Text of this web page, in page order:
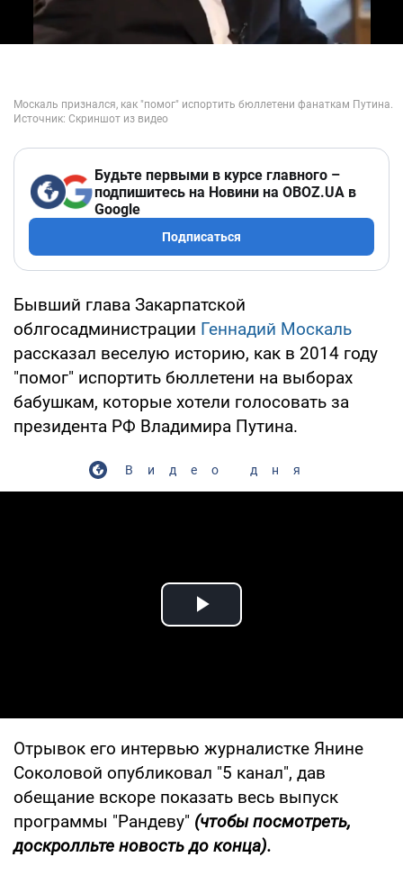
Будьте первыми в курсе главного –
подпишитесь на Новини на OBOZ.UA в
Google
Подписаться
Бывший глава Закарпатской
облгосадминистрации Геннадий Москаль
рассказал веселую историю, как в 2014 году
"помог" испортить бюллетени на выборах
бабушкам, которые хотели голосовать за
президента РФ Владимира Путина.
Видео дня
Play Video
Отрывок его интервью журналистке Янине
Соколовой опубликовал "5 канал", дав
обещание вскоре показать весь выпуск
программы "Рандеву" (чтобы посмотреть,
доскролльте новость до конца).